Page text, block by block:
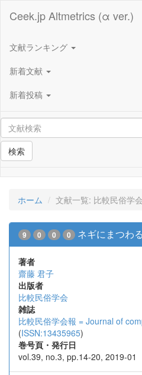
Ceek.jp Altmetrics (α ver.)
文献ランキング
新着文献
新着投稿
検索
ホーム 文献一覧: 比較民俗学
9 0 0 0 ネギにまつわ
著者
齋藤 君子
出版者
比較民俗学会
雑誌
比較民俗学会報 = Journal of
(ISSN:13435965)
巻号頁・発行日
vol.39, no.3, pp.14-20, 2019-01